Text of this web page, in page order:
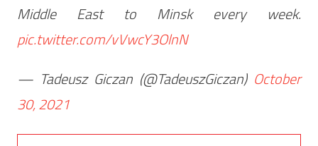
Middle East to Minsk every week.
pic.twitter.com/vVwcY3OlnN
— Tadeusz Giczan (@TadeuszGiczan) October
30, 2021